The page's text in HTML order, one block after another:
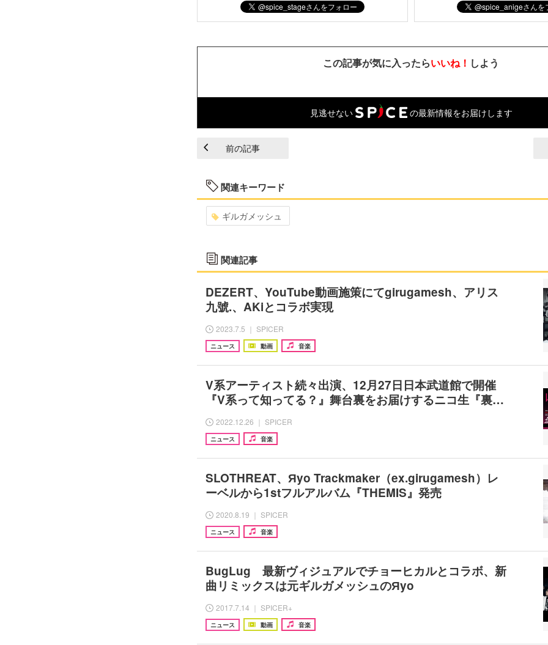
この記事が気に入ったらいいね！ しよう
見逃せない の最新情報をお届けします
前の記事
関連キーワード
ギルガメッシュ
関連記事
DEZERT、YouTube動画施策にてgirugamesh、アリス
九號.、AKiとコラボ実現
2023.7.5 ｜ SPICER
ニュース 動画 音楽
V系アーティスト続々出演、12月27日日本武道館で開催
『V系って知ってる？』舞台裏をお届けするニコ生『裏…
2022.12.26 ｜ SPICER
ニュース 音楽
SLOTHREAT、Яyo Trackmaker（ex.girugamesh）レ
ーベルから1stフルアルバム『THEMIS』発売
2020.8.19 ｜ SPICER
ニュース 音楽
BugLug 最新ヴィジュアルでチョーヒカルとコラボ、新
曲リミックスは元ギルガメッシュのЯyo
2017.7.14 ｜ SPICER+
ニュース 動画 音楽